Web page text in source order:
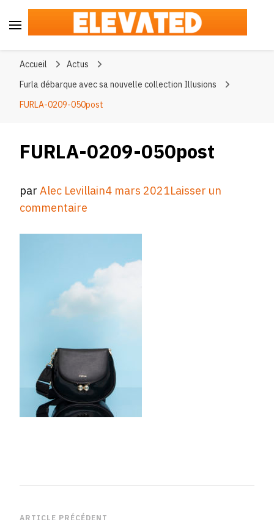
Accueil
Actus
Furla débarque avec sa nouvelle collection Illusions
FURLA-0209-050post
FURLA-0209-050post
parAlec Levillain4 mars 2021Laisser un
commentaire
050post